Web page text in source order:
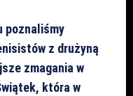
poznaliśmy
z drużyną
zmagania w
która w